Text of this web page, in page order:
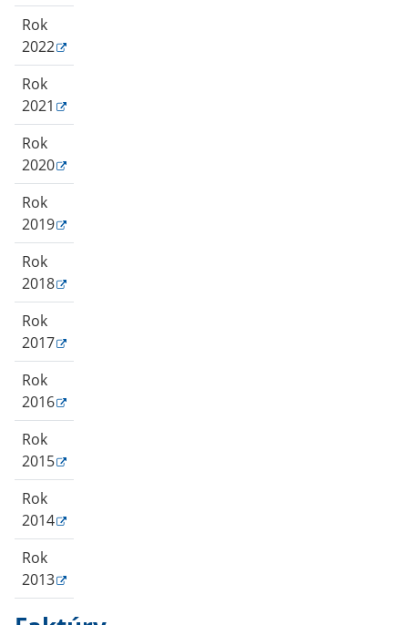
Rok
2022
Rok
2021
Rok
2020
Rok
2019
Rok
2018
Rok
2017
Rok
2016
Rok
2015
Rok
2014
Rok
2013